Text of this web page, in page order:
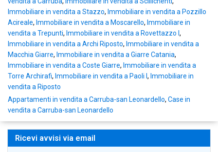
Immobiliare in vendita a Stazzo, Immobiliare in vendita a Pozzillo
Acireale, Immobiliare in vendita a Moscarello, Immobiliare in
vendita a Trepunti, Immobiliare in vendita a Rovettazzo I ,
Immobiliare in vendita a Archi Riposto, Immobiliare in vendita a
Macchia Giarre, Immobiliare in vendita a Giarre Catania,
Immobiliare in vendita a Coste Giarre, Immobiliare in vendita a
Torre Archirafi, Immobiliare in vendita a Paoli I , Immobiliare in
vendita a Riposto
Appartamenti in vendita a Carruba-san Leonardello, Case in
vendita a Carruba-san Leonardello
Ricevi avvisi via email